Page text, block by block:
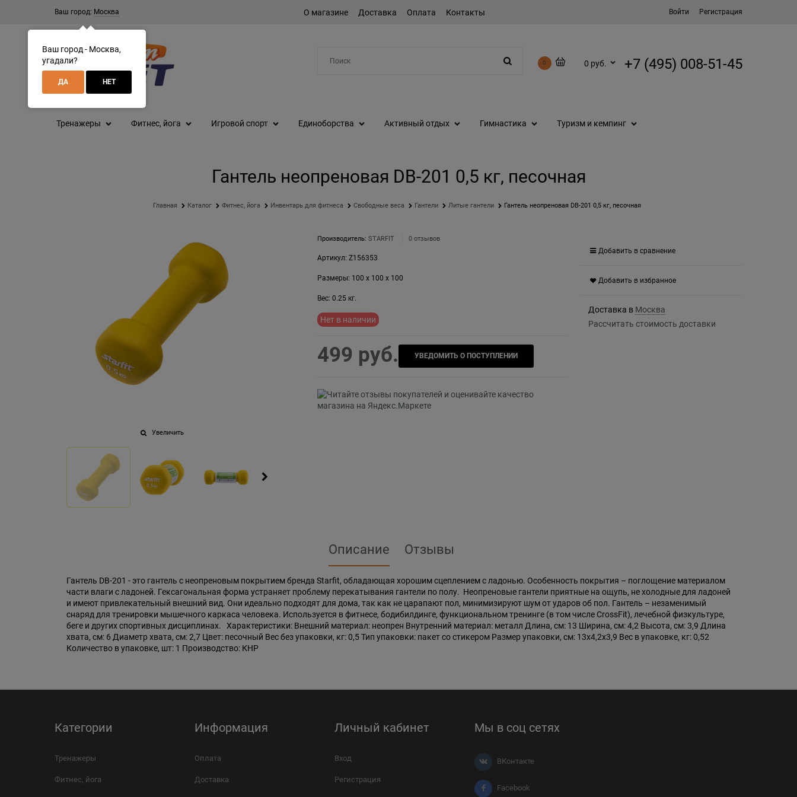
Ваш город: Москва О магазине Доставка Оплата Контакты Войти Регистрация
0 0 руб. +7 (495) 008-51-45
Тренажеры Фитнес, йога Игровой спорт Единоборства Активный отдых Гимнастика Туризм и кемпинг
Гантель неопреновая DB-201 0,5 кг, песочная
Главная Каталог Фитнес, йога Инвентарь для фитнеса Свободные веса Гантели Литые гантели Гантель неопреновая DB-201 0,5 кг, песочная
Увеличить
Производитель: STARFIT 0 отзывов
Артикул: Z156353
Размеры: 100 x 100 x 100
Вес: 0.25кг.
Нет в наличии
499 руб. УВЕДОМИТЬ О ПОСТУПЛЕНИИ
Добавить в сравнение
Добавить в избранное
Доставка в Москва
Рассчитать стоимость доставки
Описание Отзывы
Гантель DB-201 - это гантель с неопреновым покрытием бренда Starfit, обладающая хорошим сцеплением с ладонью. Особенность покрытия – поглощение материалом
части влаги с ладоней. Гексагональная форма устраняет проблему перекатывания гантели по полу. Неопреновые гантели приятные на ощупь, не холодные для ладоней
и имеют привлекательный внешний вид. Они идеально подходят для дома, так как не царапают пол, минимизируют шум от ударов об пол. Гантель – незаменимый
снаряд для тренировки мышечного каркаса человека. Используется в фитнесе, бодибилдинге, функциональном тренинге (в том числе CrossFit), лечебной физкультуре,
беге и других спортивных дисциплинах. Характеристики: Внешний материал: неопрен Внутренний материал: металл Длина, см: 13 Ширина, см: 4,2 Высота, см: 3,9 Длина
хвата, см: 6 Диаметр хвата, см: 2,7 Цвет: песочный Вес без упаковки, кг: 0,5 Тип упаковки: пакет со стикером Размер упаковки, см: 13х4,2х3,9 Вес в упаковке, кг: 0,52
Количество в упаковке, шт: 1 Производство: КНР
Категории
Тренажеры
Фитнес, йога
Информация
Оплата
Доставка
Личный кабинет
Вход
Регистрация
Мы в соц сетях
ВКонтакте
Facebook
Ваш город - Москва,
угадали?
ДА НЕТ